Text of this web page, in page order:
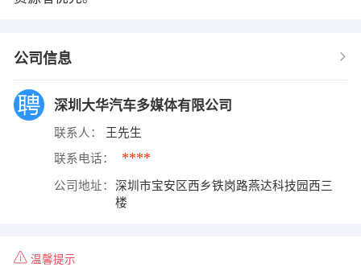
公司信息
深圳大华汽车多媒体有限公司
联系人： 王先生
联系电话： ****
公司地址：
深圳市宝安区西乡铁岗路燕达科技园西三
楼
温馨提示